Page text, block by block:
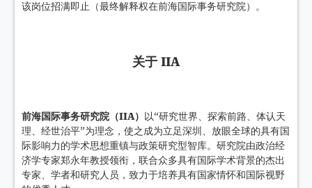
该岗位招满即止（最终解释权在前海国际事务研究院）。
关于 IIA
前海国际事务研究院（IIA）
以“研究世界、探索前路、体认天
理、经世治平”为理念，使之成为立足深圳、放眼全球的具有国
际影响力的学术思想重镇与政策研究型智库。研究院由政治经
济学专家郑永年教授领衔，联合众多具有国际学术背景的杰出
专家、学者和研究人员，致力于培养具有国家情怀和国际视野